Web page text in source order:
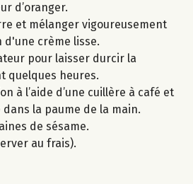
d’oranger.
et mélanger vigoureusement
crème lisse.
pour laisser durcir la
quelques heures.
à l’aide d’une cuillère à café et
la paume de la main.
de sésame.
au frais).